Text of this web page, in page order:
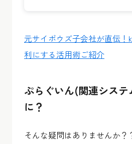
元サイボウズ子会社が直伝！
利にする活用術ご紹介
ぷらぐいん(関連システ
に？
そんな疑問はありませんか？